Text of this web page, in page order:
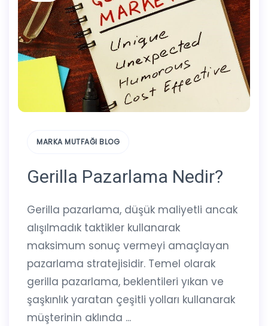
MARKA MUTFAĞI BLOG
Gerilla Pazarlama Nedir?
Gerilla pazarlama, düşük maliyetli ancak
alışılmadık taktikler kullanarak
maksimum sonuç vermeyi amaçlayan
pazarlama stratejisidir. Temel olarak
gerilla pazarlama, beklentileri yıkan ve
şaşkınlık yaratan çeşitli yolları kullanarak
müşterinin aklında ...